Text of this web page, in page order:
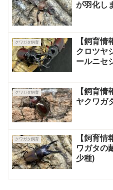
が羽化し
クワガタ飼育
【飼育
クロツヤ
ールニセ
クワガタ飼育
【飼育
ヤクワガ
クワガタ飼育
【飼育情
ワガタの
少種)